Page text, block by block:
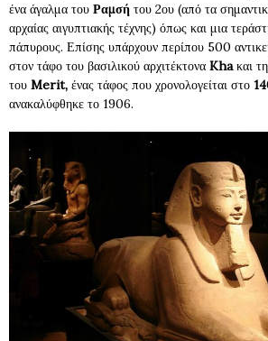
ένα άγαλμα του Ραμσή του 2ου (από τα
αρχαίας αιγυπτιακής τέχνης) όπως και μια
πάπυρους. Επίσης υπάρχουν περίπου 500
στον τάφο του βασιλικού αρχιτέκτονα Khaκαι
του Merit, ένας τάφος που χρονολογείται στο
ανακαλύφθηκε το 1906.